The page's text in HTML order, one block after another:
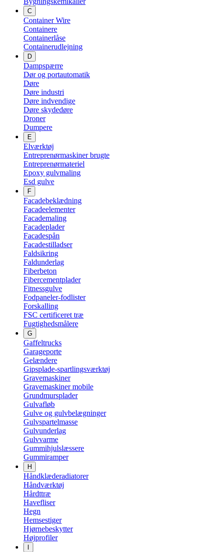
C
Container Wire
Containere
Containerlåse
Containerudlejning
D
Dampspærre
Dør og portautomatik
Døre
Døre industri
Døre indvendige
Døre skydedøre
Droner
Dumpere
E
Elværktøj
Entreprenørmaskiner brugte
Entreprenørmateriel
Epoxy gulvmaling
Esd gulve
F
Facadebeklædning
Facadeelementer
Facademaling
Facadeplader
Facadespån
Facadestilladser
Faldsikring
Faldunderlag
Fiberbeton
Fibercementplader
Fitnessgulve
Fodpaneler-fodlister
Forskalling
FSC certificeret træ
Fugtighedsmålere
G
Gaffeltrucks
Garageporte
Gelændere
Gipsplade-spartlingsværktøj
Gravemaskiner
Gravemaskiner mobile
Grundmursplader
Gulvafløb
Gulve og gulvbelægninger
Gulvspartelmasse
Gulvunderlag
Gulvvarme
Gummihjulslæssere
Gummiramper
H
Håndklæderadiatorer
Håndværktøj
Hårdttræ
Havefliser
Hegn
Hemsestiger
Hjørnebeskytter
Højprofiler